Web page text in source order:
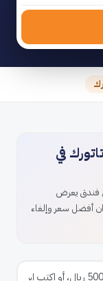
في
يعرض
أفضل سعر وإلغاء